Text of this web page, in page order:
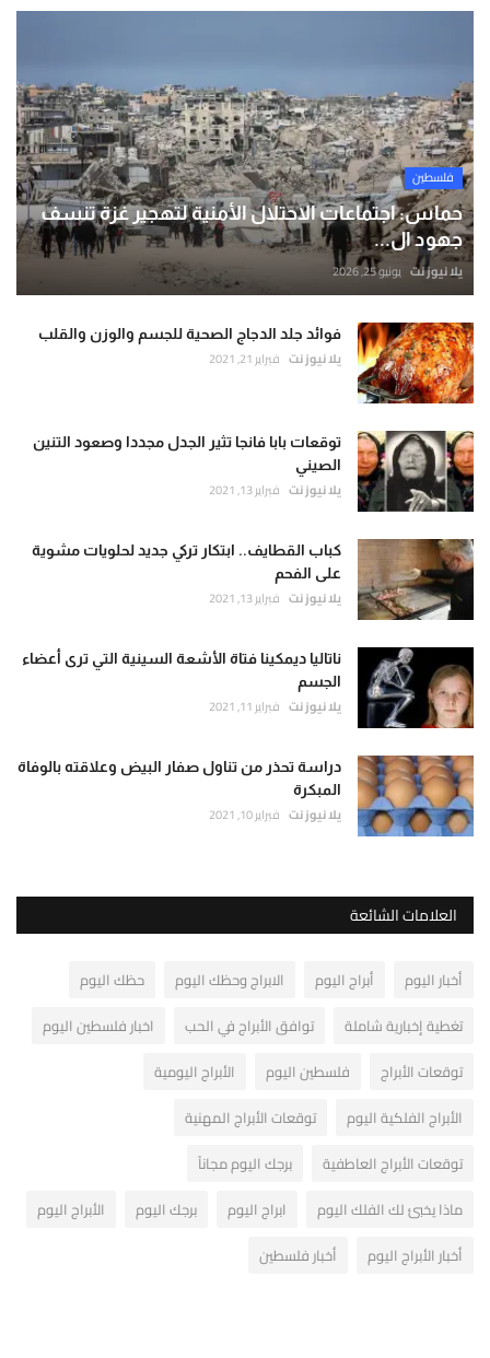
فلسطين
حماس: اجتماعات الاحتلال الأمنية لتهجير غزة تنسف
جهود ال...
يلا نيوز نت يونيو 25, 2026
فوائد جلد الدجاج الصحية للجسم والوزن والقلب
يلا نيوز نت فبراير 21, 2021
توقعات بابا فانجا تثير الجدل مجددا وصعود التنين
الصيني
يلا نيوز نت فبراير 13, 2021
كباب القطايف.. ابتكار تركي جديد لحلويات مشوية
على الفحم
يلا نيوز نت فبراير 13, 2021
ناتاليا ديمكينا فتاة الأشعة السينية التي ترى أعضاء
الجسم
يلا نيوز نت فبراير 11, 2021
دراسة تحذر من تناول صفار البيض وعلاقته بالوفاة
المبكرة
يلا نيوز نت فبراير 10, 2021
العلامات الشائعة
أخبار اليوم أبراج اليوم الابراج وحظك اليوم
حظك اليوم
تغطية إخبارية شاملة
توافق الأبراج في الحب
اخبار فلسطين اليوم
توقعات الأبراج
فلسطين اليوم
الأبراج اليومية
الأبراج الفلكية اليوم
توقعات الأبراج المهنية
توقعات الأبراج العاطفية
برجك اليوم مجاناً
ماذا يخبئ لك الفلك اليوم
ابراج اليوم برجك اليوم
الأبراج اليوم
أخبار الأبراج اليوم
أخبار فلسطين